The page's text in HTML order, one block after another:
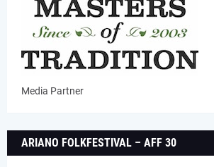
Media Partner
ARIANO FOLKFESTIVAL – AFF 30